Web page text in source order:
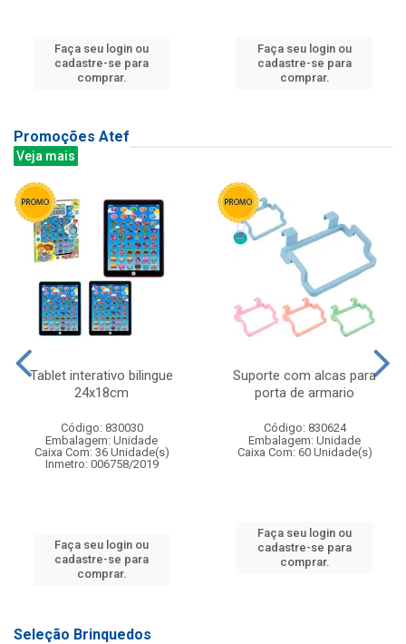
Faça seu login ou
cadastre-se para
comprar.
Faça seu login ou
cadastre-se para
comprar.
Promoções Atef
Veja mais
Tablet interativo bilingue
24x18cm
Código: 830030
Embalagem: Unidade
Caixa Com: 36 Unidade(s)
Inmetro: 006758/2019
Faça seu login ou
cadastre-se para
comprar.
Suporte com alcas para
porta de armario
Código: 830624
Embalagem: Unidade
Caixa Com: 60 Unidade(s)
Faça seu login ou
cadastre-se para
comprar.
Seleção Brinquedos